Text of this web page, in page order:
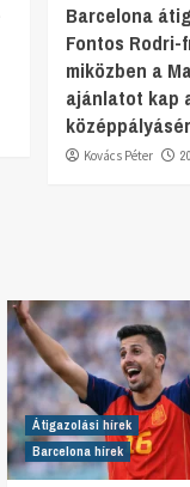
Barcelona
Fontos Rodri-
miközben a
ajánlatot kap
Kovács Péter
Átigazolási hírek
Barcelona hírek